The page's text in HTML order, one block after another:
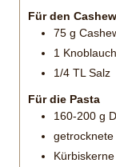
Für den
75 g
1
1/4 TL Salz
Für die Pasta
160-200 g
getrocknete
Kürbiskerne